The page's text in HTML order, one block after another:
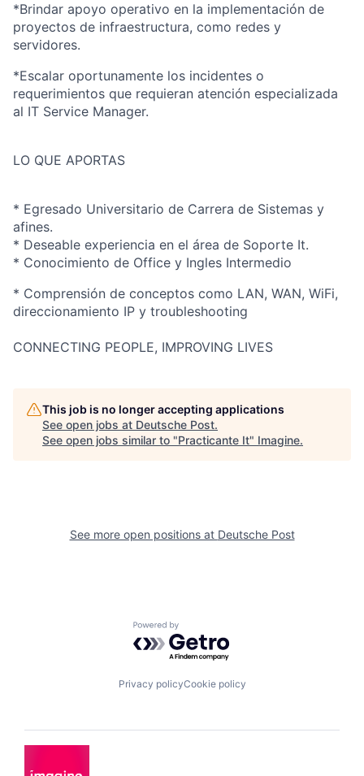
*Brindar apoyo operativo en la implementación de
proyectos de infraestructura, como redes y
servidores.
*Escalar oportunamente los incidentes o
requerimientos que requieran atención especializada
al IT Service Manager.
LO QUE APORTAS
* Egresado Universitario de Carrera de Sistemas y
afines.
* Deseable experiencia en el área de Soporte It.
* Conocimiento de Office y Ingles Intermedio
* Comprensión de conceptos como LAN, WAN, WiFi,
direccionamiento IP y troubleshooting
CONNECTING PEOPLE, IMPROVING LIVES
This job is no longer accepting applications
See open jobs at Deutsche Post.
See open jobs similar to "Practicante It" Imagine.
See more open positions at Deutsche Post
Powered by Getro.com
Privacy policyCookie policy